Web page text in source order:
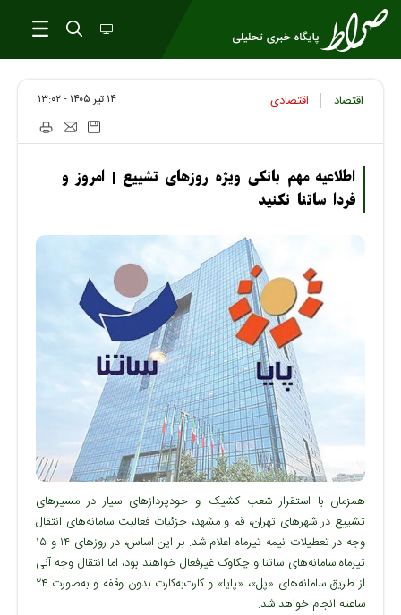
اقتصاد اقتصادی ۱۴ تير ۱۴۰۵ - ۱۳:۰۲
اطلاعیه مهم بانکی ویژه روزهای تشییع | امروز و
فردا ساتنا نکنید
همزمان با استقرار شعب کشیک و خودپردازهای سیار در مسیرهای
تشییع در شهرهای تهران، قم و مشهد، جزئیات فعالیت سامانه‌های انتقال
وجه در تعطیلات نیمه تیرماه اعلام شد. بر این اساس، در روزهای ۱۴ و ۱۵
تیرماه سامانه‌های ساتنا و چکاوک غیرفعال خواهند بود، اما انتقال وجه آنی
از طریق سامانه‌های «پل»، «پایا» و کارت‌به‌کارت بدون وقفه و به‌صورت ۲۴
ساعته انجام خواهد شد.